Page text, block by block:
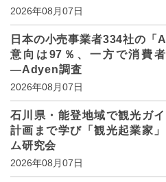
2026年08月07日
日本の小売事業者334社の「
意向は97％、一方で消費
―Adyen調査
2026年08月07日
石川県・能登地域で観光ガ
計画まで学び「観光起業
ム研究会
2026年08月07日